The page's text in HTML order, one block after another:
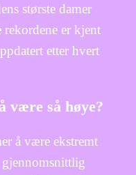
største damer
rekordene er kjent
etter hvert
være så høye?
å være ekstremt